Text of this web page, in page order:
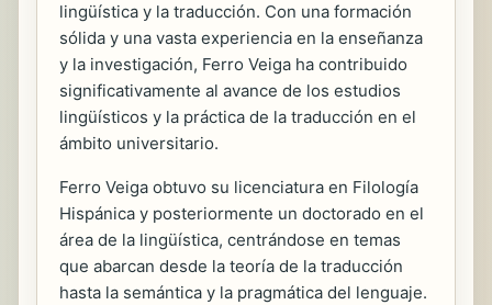
lingüística y la traducción. Con una formación
sólida y una vasta experiencia en la enseñanza
y la investigación, Ferro Veiga ha contribuido
significativamente al avance de los estudios
lingüísticos y la práctica de la traducción en el
ámbito universitario.
Ferro Veiga obtuvo su licenciatura en Filología
Hispánica y posteriormente un doctorado en el
área de la lingüística, centrándose en temas
que abarcan desde la teoría de la traducción
hasta la semántica y la pragmática del lenguaje.